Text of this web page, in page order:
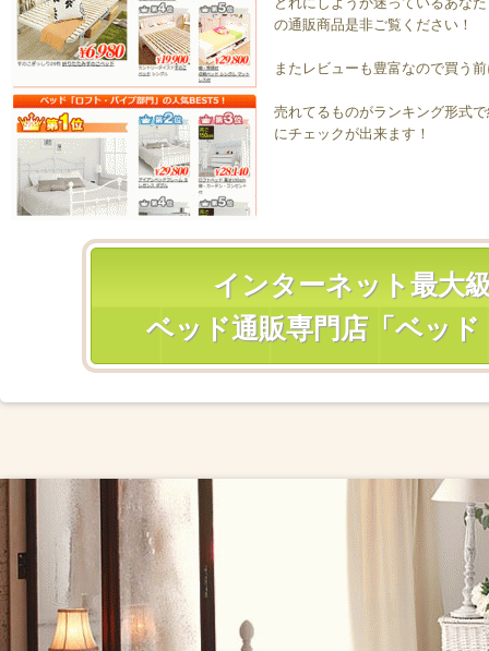
の通販商品是非ご覧ください！
またレビューも豊富なので買う
売れてるものがランキング形式
にチェックが出来ます！
インターネット最大
ベッド通販専門店「ベッ